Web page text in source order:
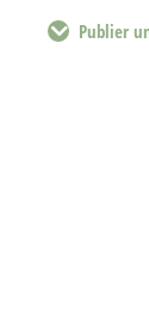
Publier